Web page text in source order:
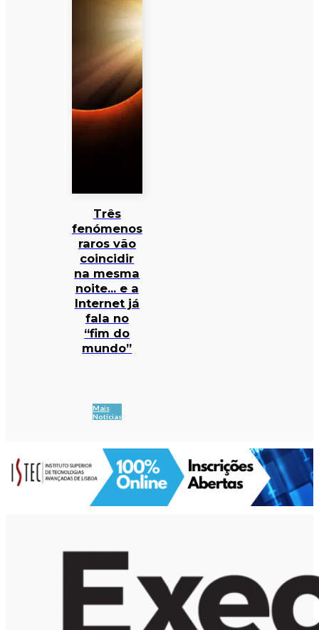
Três
fenómenos
raros vão
coincidir
na mesma
noite… e a
Internet já
fala no
“fim do
mundo”
Mais
Notícias